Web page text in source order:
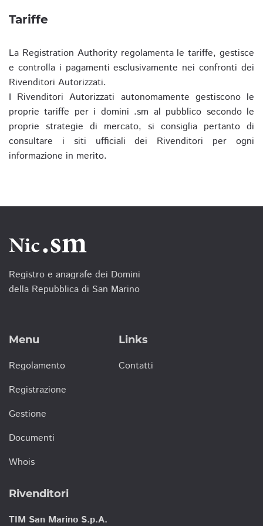
Tariffe
La Registration Authority regolamenta le tariffe, gestisce
e controlla i pagamenti esclusivamente nei confronti dei
Rivenditori Autorizzati.
I Rivenditori Autorizzati autonomamente gestiscono le
proprie tariffe per i domini .sm al pubblico secondo le
proprie strategie di mercato, si consiglia pertanto di
consultare i siti ufficiali dei Rivenditori per ogni
informazione in merito.
Registro e anagrafe dei Domini
della Repubblica di San Marino
Menu
Regolamento
Registrazione
Gestione
Documenti
Whois
Links
Contatti
Rivenditori
TIM San Marino S.p.A.